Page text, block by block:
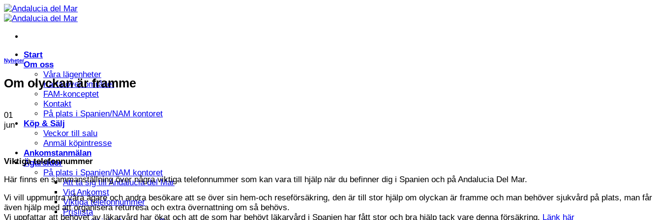
Skip
to
Start
Om oss
Våra lägenheter
Karta över området
FAM-konceptet
Kontakt
På plats i Spanien/NAM kontoret
Köp & Sälj
Veckor till salu
Anmäl köpintresse
Ankomstanmälan
Ägarsidor
På plats i Spanien/NAM kontoret
Att ta sig till Andalucia del Mar
Vid Ankomst
Viktiga telefonnummer
Prislista
Nyheter
Om olyckan är framme
01
jun
Viktiga telefonnummer
Här finns en sammanställning över några viktiga telefonnummer som kan vara till hjälp när du befinner dig i Spanien och på Andalucia Del Mar.
Vi vill uppmuntra våra ägare och andra besökare att se över sin hem-och reseförsäkring, den är till stor hjälp om olyckan är framme och man behöver sjukvård på plats, man får
även hjälp med att organisera returresa och extra övernattning om så behövs.
Vi uppfattar att behovet av läkarvård har ökat och att de som har behövt läkarvård i Spanien har fått stor och bra hjälp tack vare denna försäkring. Länk här